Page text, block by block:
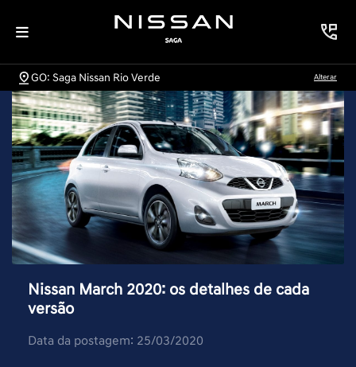
GO: Saga Nissan Rio Verde Alterar
Nissan March 2020: os detalhes de cada
versão
Data da postagem: 25/03/2020